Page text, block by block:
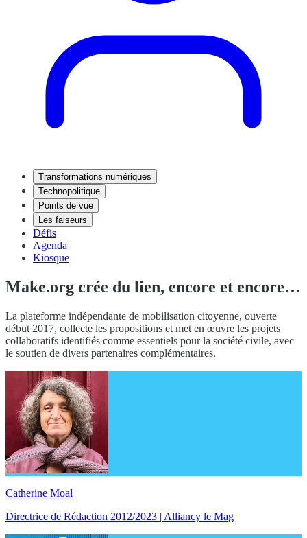
Transformations numériques
Technopolitique
Points de vue
Les faiseurs
Défis
Agenda
Kiosque
Make.org crée du lien, encore et encore…
La plateforme indépendante de mobilisation citoyenne, ouverte
début 2017, collecte les propositions et met en œuvre les projets
collaboratifs identifiés comme essentiels pour la société civile, avec
le soutien de divers partenaires complémentaires.
Catherine Moal
Directrice de Rédaction 2012/2023 | Alliancy le Mag